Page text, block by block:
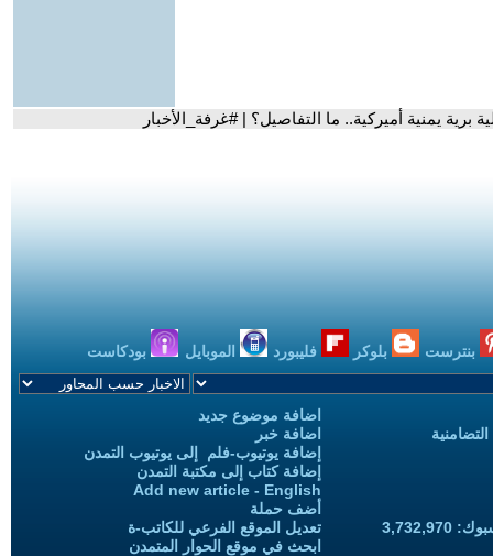
يمنية أميركية.. ما التفاصيل؟ | #غرفة_الأخبار
بنترست بلوكر فليبورد الموبايل بودكاست
اضافة موضوع جديد
اضافة خبر
إضافة يوتيوب-فلم إلى يوتيوب التمدن
إضافة كتاب إلى مكتبة التمدن
Add new article - English
أضف حملة
تعديل الموقع الفرعي للكاتب-ة
ابحث في موقع الحوار المتمدن